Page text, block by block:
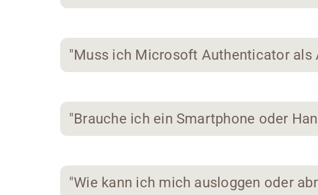
"Muss ich Microsoft Authenticator als
"Brauche ich ein Smartphone oder
"Wie kann ich mich ausloggen oder